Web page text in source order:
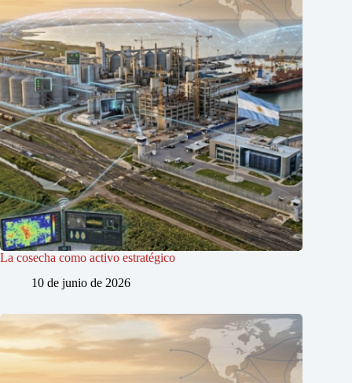
La cosecha como activo estratégico
10 de junio de 2026